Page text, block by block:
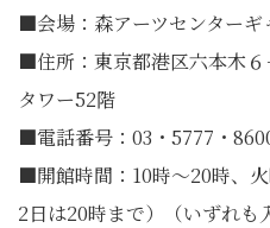
■会場：森アーツセンターギ
■住所：東京都港区六本木
タワー52階
■電話番号：03・5777・
■開館時間：10時～20時、
2日は20時まで）（いずれも